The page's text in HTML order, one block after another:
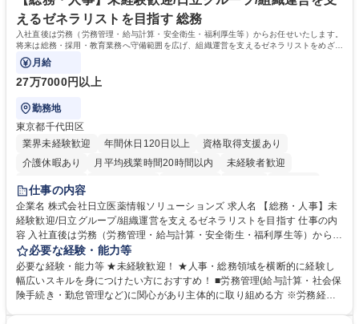
す。 学歴・資格 学歴：大学院 大学 高専 短大 専修学校 高校 語学力： 資
格：
えるゼネラリストを目指す 総務
入社直後は労務（労務管理・給与計算・安全衛生・福利厚生等）からお任せいたします。
将来は総務・採用・教育業務へ守備範囲を広げ、組織運営を支えるゼネラリストをめざせ
ます。
月給
27万7000円以上
勤務地
東京都千代田区
業界未経験歓迎
年間休日120日以上
資格取得支援あり
介護休暇あり
月平均残業時間20時間以内
未経験者歓迎
住宅手当あり
育休あり
完全週休2日制 交通費支給 土日祝休み 寮・社宅あり
仕事の内容
企業名 株式会社日立医薬情報ソリューションズ 求人名 【総務・人事】未
経験歓迎/日立グループ/組織運営を支えるゼネラリストを目指す 仕事の内
容 入社直後は労務（労務管理・給与計算・安全衛生・福利厚生等）からお
任せいたします。将来は総務・採用・教育業務へ守備範囲を広げ、組織運
営を支えるゼネラリストをめざせます。 ・初期業務：労働時間管理、給与
計算、社会保険対応、福利厚生管理、安全衛生、健康経営推進等をお任せ
します。ご経験に応じて、休職者管理など、幅広く経験を積んでいただき
必要な経験・能力等
必要な経験・能力等 ★未経験歓迎！ ★人事・総務領域を横断的に経験し
幅広いスキルを身につけたい方におすすめ！ ■労務管理(給与計算・社会保
険手続き・勤怠管理など)に関心があり主体的に取り組める方 ※労務経験